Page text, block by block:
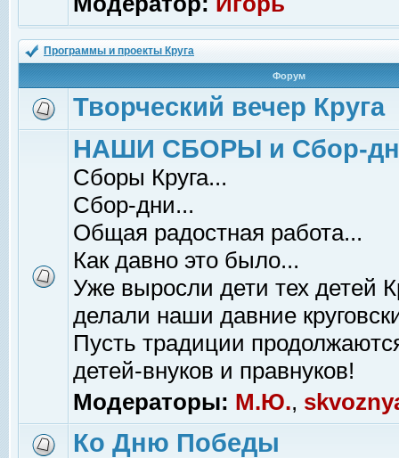
Программы и проекты Круга
Форум
Творческий вечер Круга
НАШИ СБОРЫ и Сбор-
Сборы Круга...
Сбор-дни...
Общая радостная работа...
Как давно это было...
Уже выросли дети тех детей
делали наши давние
Пусть традиции
детей-внуков и правнуков!
Модераторы: М.Ю.,
Ко Дню Победы